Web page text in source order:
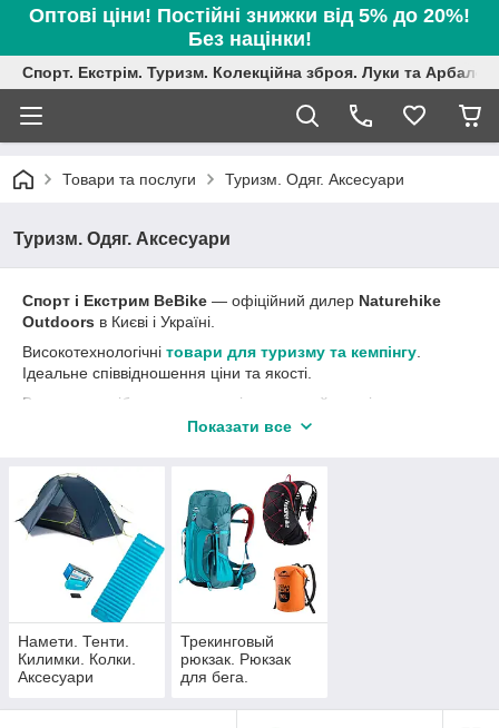
Оптові ціни! Постійні знижки від 5% до 20%!
Без націнки!
Спорт. Екстрім. Туризм. Колекційна зброя. Луки та
Товари та послуги Туризм. Одяг. Аксесуари
Туризм. Одяг. Аксесуари
Спорт і Екстрим BeBike ― офіційний дилер Naturehike
Outdoors в Києві і Україні.
Високотехнологічні товари для туризму та кемпінгу
Ідеальне співвідношення ціни та якості.
Все, що потрібно для походу і подорожей, трекінгу та
ви знайдете тут.
палиці для трекінгу
, тент-намет,
пальники і туристичну посуд
термоси
а також іншітовари для туризму і відпочинку на природі
В кінці сезону знижки на попередню колекцію, постійні акції
та вигідні пропозиції.
групиСпорт і Екстрим BeBike
Показати все
Намети. Тенти.
Килимки. Колки.
Аксесуари
Трекинговый
рюкзак. Рюкзак
для бега.
Гермомешок.